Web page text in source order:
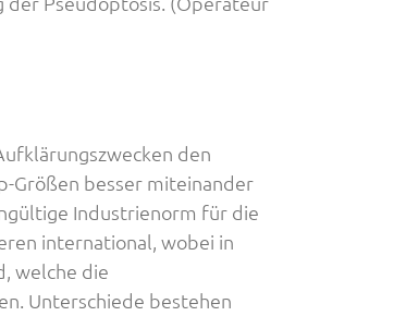
den
Größen besser miteinander
Industrienorm für die
international, wobei in
welche die
Unterschiede bestehen